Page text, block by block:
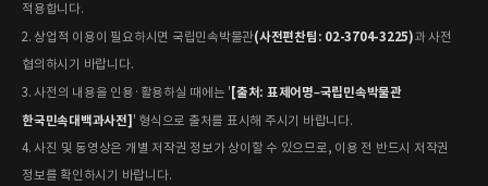
적용합니다.
2. 상업적 이용이 필요하시면 국립민속박물관(사전편찬팀: 02-3704-3225)과 사전
협의하시기 바랍니다.
3. 사전의 내용을 인용·활용하실 때에는 ' [출처: 표제어명–국립민속박물관
한국민속대백과사전] ' 형식으로 출처를 표시해 주시기 바랍니다.
4. 사진 및 동영상은 개별 저작권 정보가 상이할 수 있으므로, 이용 전 반드시 저작권
정보를 확인하시기 바랍니다.